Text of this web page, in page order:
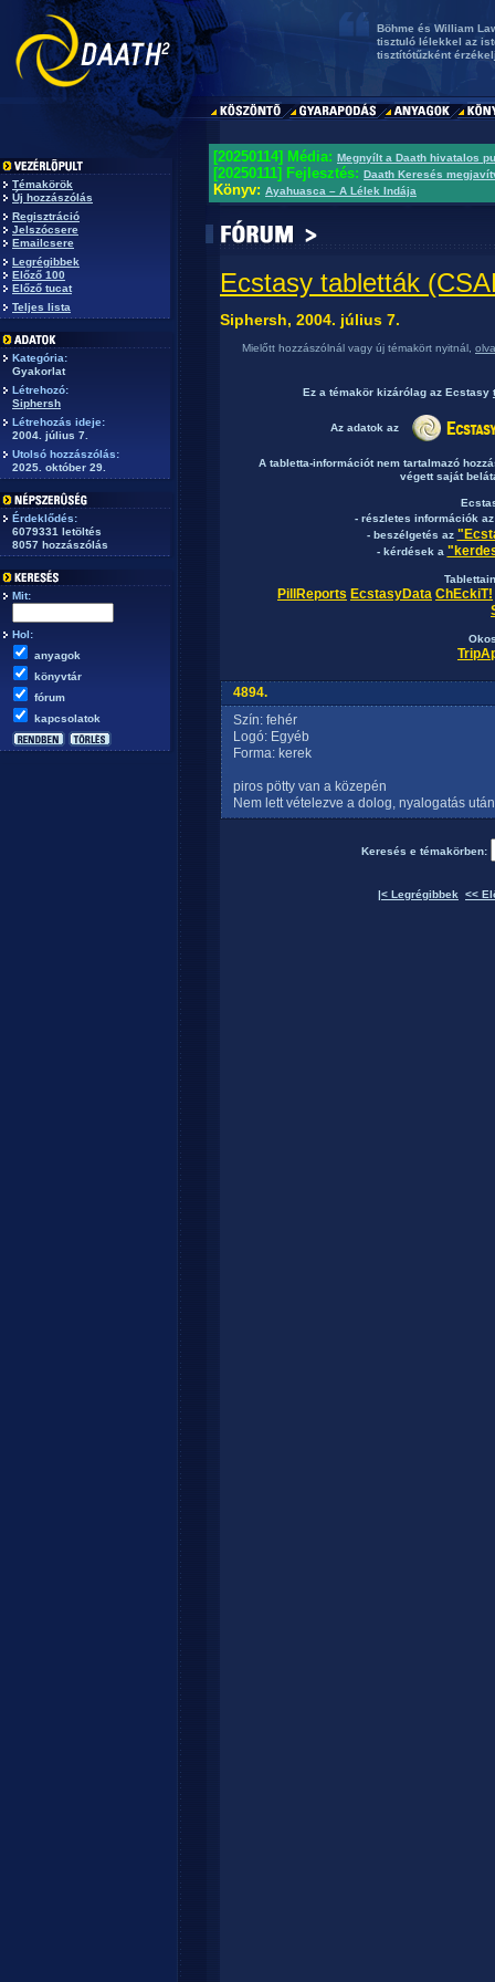
Böhme és William
tisztuló lélekkel az
tisztítótűzként
Témakörök
Új hozzászólás
Regisztráció
Jelszócsere
Emailcsere
Legrégibbek
Előző 100
Előző tucat
Teljes lista
Kategória:
Gyakorlat
Létrehozó:
Siphersh
Létrehozás ideje:
2004. július 7.
Utolsó hozzászólás:
2025. október 29.
Érdeklődés:
6079331 letöltés
8057 hozzászólás
Mit:
Hol:
anyagok
könyvtár
fórum
kapcsolatok
[20250114] Média: Megnyílt a Daath hivatalos
[20250111] Fejlesztés: Daath Keresés
Könyv: Ayahuasca – A Lélek Indája
Ecstasy tabletták
Siphersh, 2004. július 7.
Mielőtt hozzászólnál vagy új témakört nyitnál,
Ez a témakör kizárólag az Ecstasy
Az adatok az
A tabletta-információt nem tartalmazó
végett saját
- részletes információk
- beszélgetés az
- kérdések a
PillReports EcstasyData ChEckiT!
4894.
Szín: fehér
Logó: Egyéb
Forma: kerek
piros pötty van a közepén
Nem lett vételezve a dolog, nyalogatás
Keresés e témakörben:
|< Legrégibbek <<